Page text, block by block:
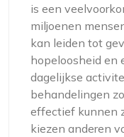
is een
miljoenen
kan leiden tot
hopeloosheid en
dagelijkse
behandelingen
effectief kunnen
kiezen anderen